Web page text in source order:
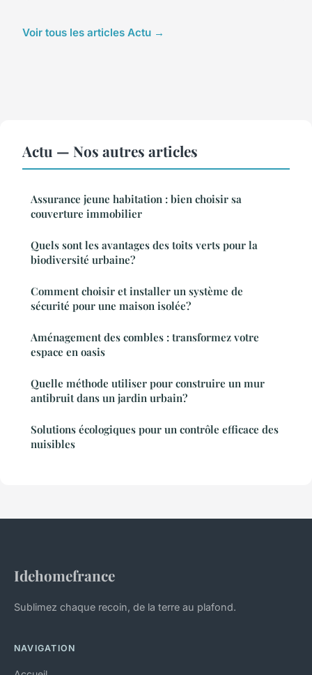
Voir tous les articles Actu →
Actu — Nos autres articles
Assurance jeune habitation : bien choisir sa
couverture immobilier
Quels sont les avantages des toits verts pour la
biodiversité urbaine?
Comment choisir et installer un système de
sécurité pour une maison isolée?
Aménagement des combles : transformez votre
espace en oasis
Quelle méthode utiliser pour construire un mur
antibruit dans un jardin urbain?
Solutions écologiques pour un contrôle efficace des
nuisibles
Idehomefrance
Sublimez chaque recoin, de la terre au plafond.
NAVIGATION